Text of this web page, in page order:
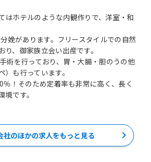
はホテルのような内観作りで、洋室・和
娩があります。フリースタイルでの自然
り、御家族立会い出産です。
術を行っており、胃・大腸・胆のうの他
も行っています。
！そのため定着率も非常に高く、長く
です。
社のほかの求人をもっと見る